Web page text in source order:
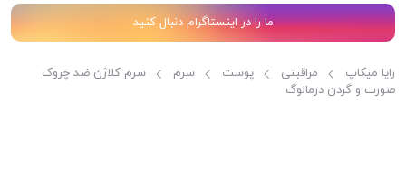
ما را در اینستاگرام دنبال کنید
رایا میکاپ مراقبتی پوست سرم
سرم کلاژن ضد چروک
صورت و گردن درمالوگ